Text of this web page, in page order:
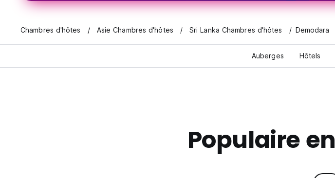
Chambres d'hôtes Asie Chambres d'hôtes Sri Lanka Chambres d'hôtes Demodara
Auberges Hôtels
Populaire en